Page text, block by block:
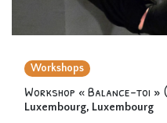
Workshops
Workshop « Balance-toi »
Luxembourg, Luxembourg